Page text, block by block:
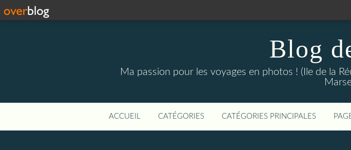
Blog
Ma passion pour les voyages en photos ! (Ile de la
ACCUEIL CATÉGORIES CATÉGORIES PRINCIPALES